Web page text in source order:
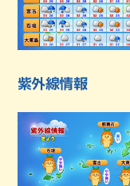
紫外線情報